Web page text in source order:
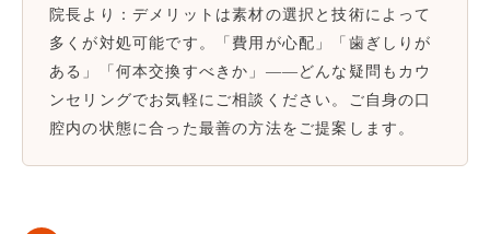
院長より： デメリットは素材の選択と技術によって
多くが対処可能です。「費用が心配」「歯ぎしりが
ある」「何本交換すべきか」——どんな疑問もカウ
ンセリングでお気軽にご相談ください。ご自身の口
腔内の状態に合った最善の方法をご提案します。